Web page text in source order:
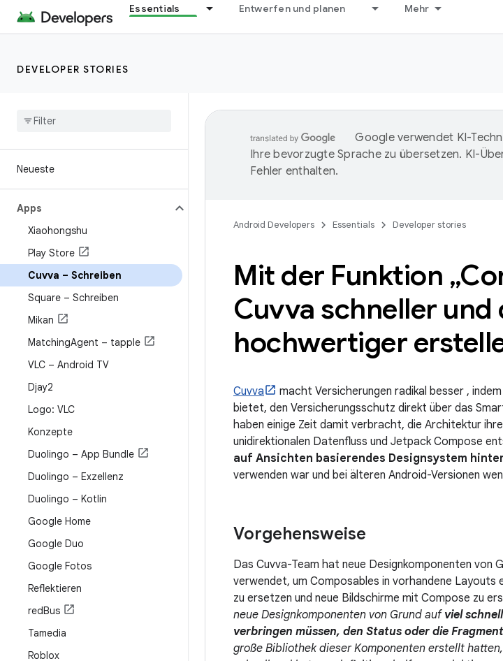
Essentials Entwerfen und planen Mehr
DEVELOPER STORIES
Neueste
Apps
Xiaohongshu
Play Store
Cuvva – Schreiben
Square – Schreiben
Mikan
MatchingAgent – tapple
VLC – Android TV
Djay2
Logo: VLC
Konzepte
Duolingo – App Bundle
Duolingo – Exzellenz
Duolingo – Kotlin
Google Home
Google Duo
Google Fotos
Reflektieren
redBus
Tamedia
Roblox
Google verwendet KI-
Ihre bevorzugte Sprache zu übersetzen. KI-
Fehler enthalten.
Android Developers Essentials Developer stories
Mit der Funktion
Cuvva schneller
hochwertiger
Cuvva
macht Versicherungen radikal besser ,
bietet, den Versicherungsschutz direkt über das
haben einige Zeit damit verbracht, die Architektur
unidirektionalen Datenfluss und Jetpack Compose
auf Ansichten basierendes Designsystem
verwenden war und bei älteren Android-Versionen
Vorgehensweise
Das Cuvva-Team hat neue Designkomponenten
verwendet, um Composables in vorhandene
zu ersetzen und neue Bildschirme mit Compose zu
neue Designkomponenten von Grund auf viel
verbringen müssen, den Status oder die
große Bibliothek dieser Komponenten erstellt